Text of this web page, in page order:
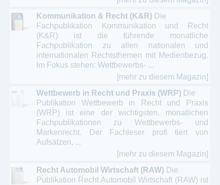
Kommunikation & Recht (K&R) Die
Fachpublikation Kommunikation und Recht
(K&R) ist die führende monatliche
Fachpublikation zu allen nationalen und
internationalen Rechtsthemen mit Medienbezug.
Im Fokus stehen: Wettbewerbs- ...
[mehr zu diesem Magazin]
Wettbewerb in Recht und Praxis (WRP) Die
Publikation Wettbewerb in Recht und Praxis
(WRP) ist eine der wichtigsten, monatlichen
Fachpublikationen zu Wettbewerbs- und
Markenrecht. Der Fachleser profi tiert von
Aufsätzen, ...
[mehr zu diesem Magazin]
Recht Automobil Wirtschaft (RAW) Die
Publikation Recht Automobil Wirtschaft (RAW) ist